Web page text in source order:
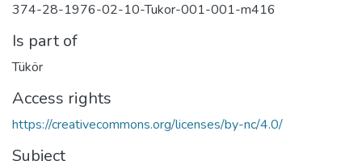
374-28-1976-02-10-Tukor-001-001-m416
Is part of
Tükör
Access rights
https://creativecommons.org/licenses/by-nc/4.0/
Subject